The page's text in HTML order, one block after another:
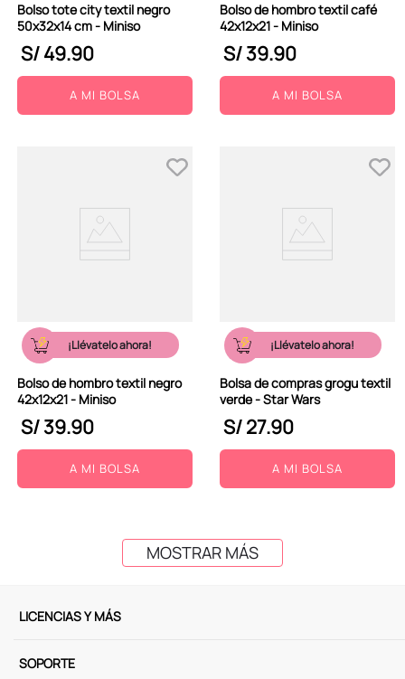
Bolso tote city textil negro
50x32x14 cm - Miniso
S/49.90
A MI BOLSA
Bolso de hombro textil café
42x12x21 - Miniso
S/39.90
A MI BOLSA
¡Llévatelo ahora!
Bolso de hombro textil negro
42x12x21 - Miniso
S/39.90
A MI BOLSA
¡Llévatelo ahora!
Bolsa de compras grogu textil
verde - Star Wars
S/27.90
A MI BOLSA
MOSTRAR MÁS
LICENCIAS Y MÁS
SOPORTE